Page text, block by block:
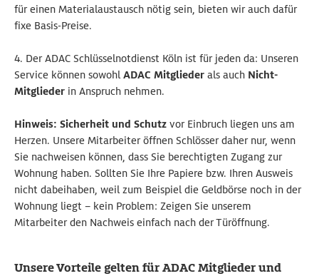
für einen Materialaustausch nötig sein, bieten wir auch dafür
fixe Basis-Preise.
4. Der ADAC Schlüsselnotdienst Köln ist für jeden da: Unseren
Service können sowohl ADAC Mitglieder als auch Nicht-
Mitglieder in Anspruch nehmen.
Hinweis: Sicherheit und Schutz vor Einbruch liegen uns am
Herzen. Unsere Mitarbeiter öffnen Schlösser daher nur, wenn
Sie nachweisen können, dass Sie berechtigten Zugang zur
Wohnung haben. Sollten Sie Ihre Papiere bzw. Ihren Ausweis
nicht dabeihaben, weil zum Beispiel die Geldbörse noch in der
Wohnung liegt – kein Problem: Zeigen Sie unserem
Mitarbeiter den Nachweis einfach nach der Türöffnung.
Unsere Vorteile gelten für ADAC Mitglieder und